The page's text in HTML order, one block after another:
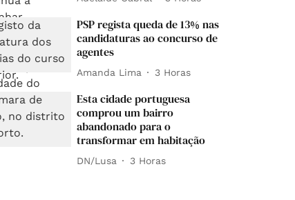
PSP regista queda de 13% nas
candidaturas ao concurso de
agentes
Amanda Lima 3 Horas
Esta cidade portuguesa
comprou um bairro
abandonado para o
transformar em habitação
DN/Lusa 3 Horas